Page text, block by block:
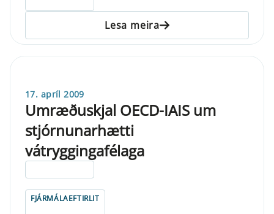
Lesa meira
17. apríl 2009
Umræðuskjal OECD-IAIS um
stjórnunarhætti
vátryggingafélaga
FJÁRMÁLAEFTIRLIT